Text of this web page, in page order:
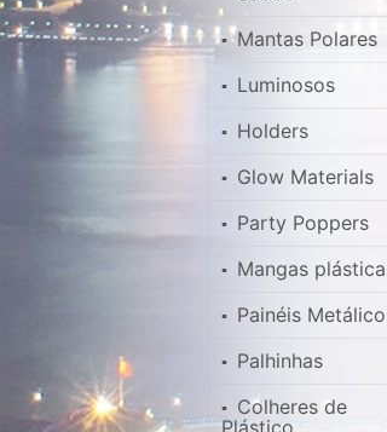
▪ Mantas Polares
▪ Luminosos
▪ Holders
▪ Glow Materials
▪ Party Poppers
▪ Mangas
▪ Painéis
▪ Palhinhas
▪ Colheres de
Plástico